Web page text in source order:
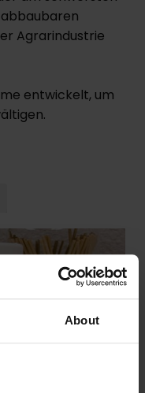
About
Agrarindustrie
entwickelt, um